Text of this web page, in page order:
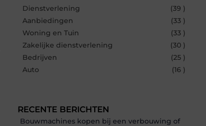
Dienstverlening
(39 )
Aanbiedingen
(33 )
Woning en Tuin
(33 )
Zakelijke dienstverlening
(30 )
Bedrijven
(25 )
Auto
(16 )
RECENTE BERICHTEN
Bouwmachines kopen bij een verbouwing of